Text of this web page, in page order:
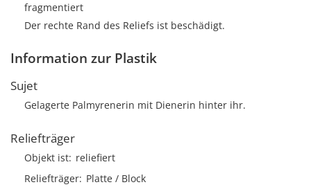
fragmentiert
Der rechte Rand des Reliefs ist beschädigt.
Information zur Plastik
Sujet
Gelagerte Palmyrenerin mit Dienerin hinter ihr.
Reliefträger
Objekt ist reliefiert
Reliefträger Platte / Block